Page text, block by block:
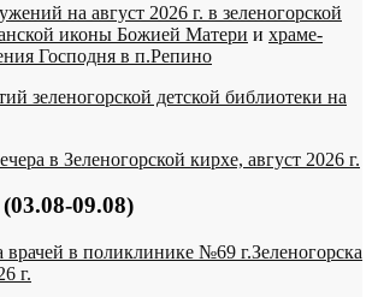
на август 2026 г. в зеленогорской
иконы Божией Матери и храме-
Господня в п.Репино
зеленогорской детской библиотеки на
в Зеленогорской кирхе, август 2026 г.
09.08)
врачей в поликлинике №69 г.Зеленогорска
г.